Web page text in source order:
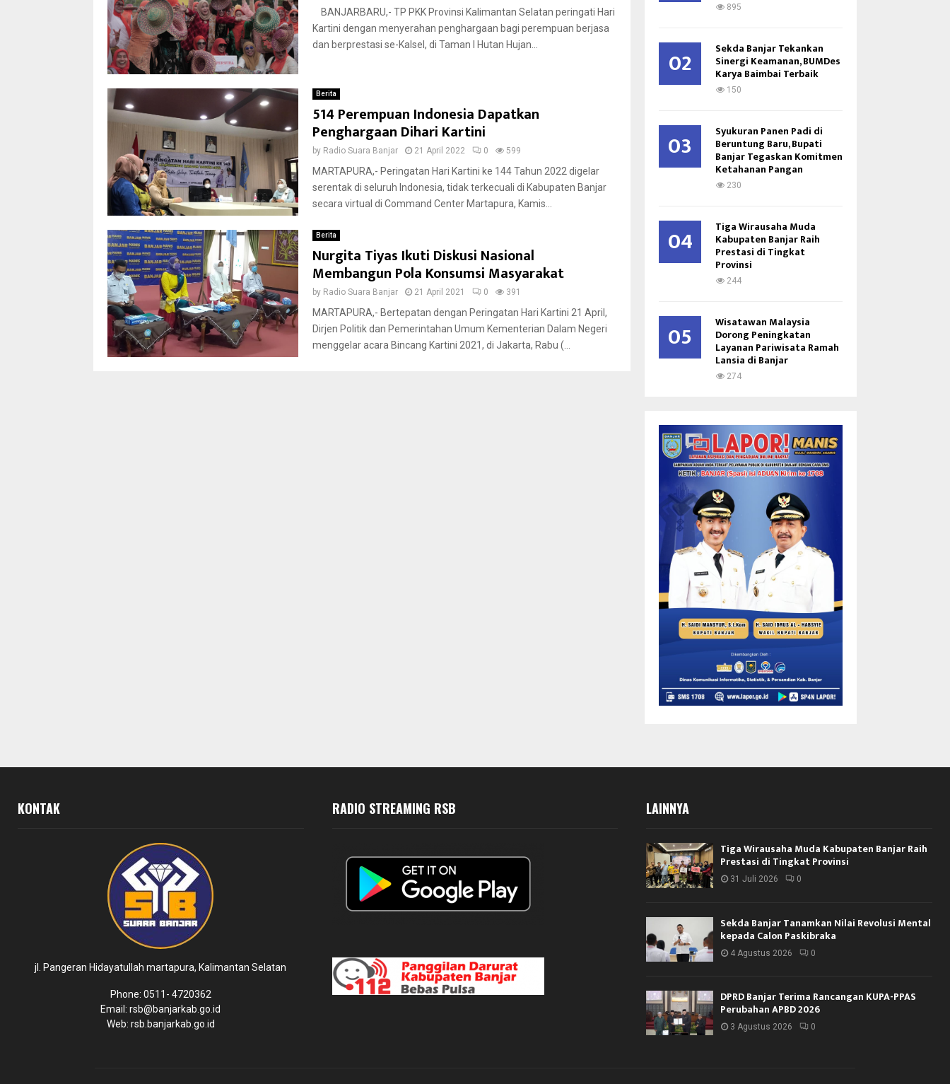
BANJARBARU,- TP PKK Provinsi Kalimantan Selatan peringati Hari
Kartini dengan menyerahan penghargaan bagi perempuan berjasa
dan berprestasi se-Kalsel, di Taman I Hutan Hujan...
Berita
514 Perempuan Indonesia Dapatkan
Penghargaan Dihari Kartini
by Radio Suara Banjar 21 April 2022 0 599
MARTAPURA,- Peringatan Hari Kartini ke 144 Tahun 2022 digelar
serentak di seluruh Indonesia, tidak terkecuali di Kabupaten Banjar
secara virtual di Command Center Martapura, Kamis...
Berita
Nurgita Tiyas Ikuti Diskusi Nasional
Membangun Pola Konsumsi Masyarakat
by Radio Suara Banjar 21 April 2021 0 391
MARTAPURA,- Bertepatan dengan Peringatan Hari Kartini 21 April,
Dirjen Politik dan Pemerintahan Umum Kementerian Dalam Negeri
menggelar acara Bincang Kartini 2021, di Jakarta, Rabu (...
895
02 Sekda Banjar Tekankan
Sinergi Keamanan, BUMDes
Karya Baimbai Terbaik
150
03 Syukuran Panen Padi di
Beruntung Baru, Bupati
Banjar Tegaskan Komitmen
Ketahanan Pangan
230
04 Tiga Wirausaha Muda
Kabupaten Banjar Raih
Prestasi di Tingkat
Provinsi
244
05 Wisatawan Malaysia
Dorong Peningkatan
Layanan Pariwisata Ramah
Lansia di Banjar
274
KONTAK
jl. Pangeran Hidayatullah martapura, Kalimantan Selatan
Phone: 0511- 4720362
Email: rsb@banjarkab.go.id
Web: rsb.banjarkab.go.id
RADIO STREAMING RSB LAINNYA
Tiga Wirausaha Muda Kabupaten Banjar Raih
Prestasi di Tingkat Provinsi
31 Juli 2026 0
Sekda Banjar Tanamkan Nilai Revolusi Mental
kepada Calon Paskibraka
4 Agustus 2026 0
DPRD Banjar Terima Rancangan KUPA-PPAS
Perubahan APBD 2026
3 Agustus 2026 0